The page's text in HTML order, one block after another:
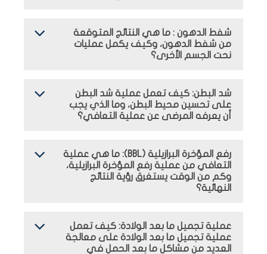
شفط الدهون : ما هي النتائج المتوقعة
من شفط الدهون، وكيف يكمل عمليات
نحت الجسم الأخرى؟
شد البطن: كيف تعمل عملية شد البطن
على تحسين محيط البطن، وما الذي يجب
أن يعرفه المرضى عن عملية التعافي؟
رفع المؤخرة البرازيلية (BBL): ما هي عملية
التعافي من عملية رفع المؤخرة البرازيلية،
وكم من الوقت يستغرق رؤية النتائج
النهائية؟
عملية تجميل ما بعد الولادة: كيف تعمل
عملية تجميل ما بعد الولادة على معالجة
العديد من مشاكل ما بعد الحمل في